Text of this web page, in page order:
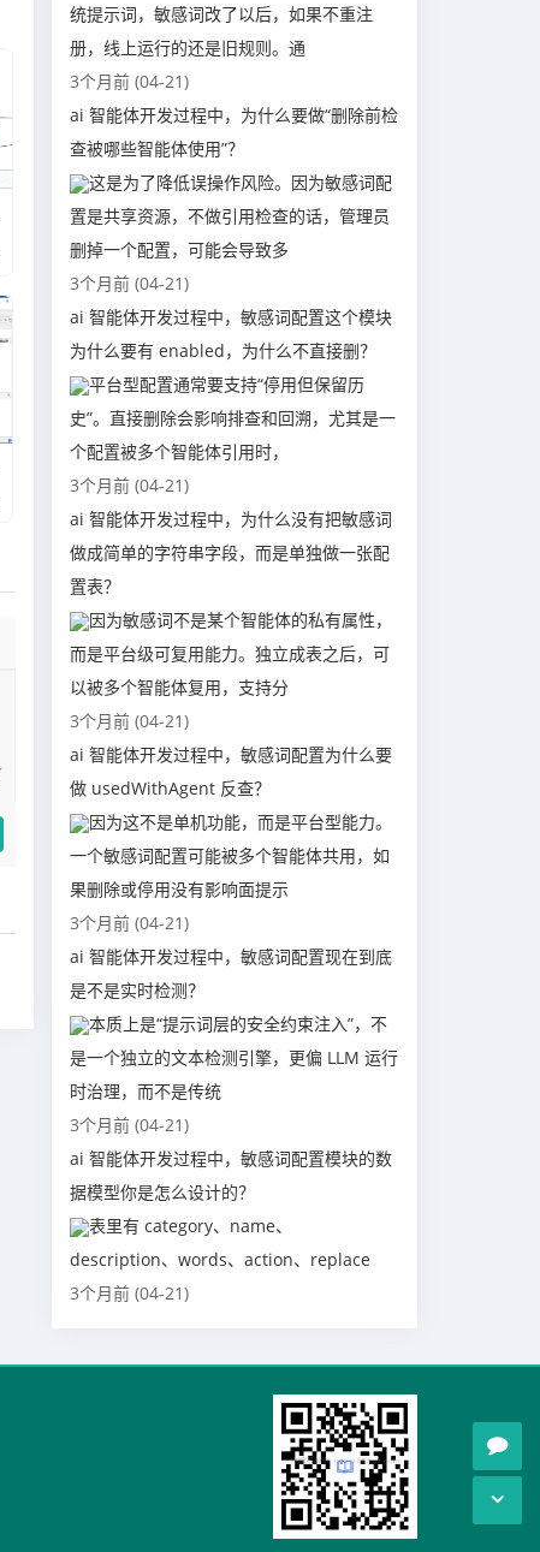
统提示词，敏感词改了以后，如果不重注
册，线上运行的还是旧规则。通
3个月前 (04-21)
ai 智能体开发过程中，为什么要做“删除前检
查被哪些智能体使用”？
这是为了降低误操作风险。因为敏感词配
置是共享资源，不做引用检查的话，管理员
删掉一个配置，可能会导致多
3个月前 (04-21)
ai 智能体开发过程中，敏感词配置这个模块
为什么要有 enabled，为什么不直接删？
平台型配置通常要支持“停用但保留历
史”。直接删除会影响排查和回溯，尤其是一
个配置被多个智能体引用时，
3个月前 (04-21)
ai 智能体开发过程中，为什么没有把敏感词
做成简单的字符串字段，而是单独做一张配
置表？
因为敏感词不是某个智能体的私有属性，
而是平台级可复用能力。独立成表之后，可
以被多个智能体复用，支持分
3个月前 (04-21)
ai 智能体开发过程中，敏感词配置为什么要
做 usedWithAgent 反查？
因为这不是单机功能，而是平台型能力。
一个敏感词配置可能被多个智能体共用，如
果删除或停用没有影响面提示
3个月前 (04-21)
ai 智能体开发过程中，敏感词配置现在到底
是不是实时检测？
本质上是“提示词层的安全约束注入”，不
是一个独立的文本检测引擎，更偏 LLM 运行
时治理，而不是传统
3个月前 (04-21)
ai 智能体开发过程中，敏感词配置模块的数
据模型你是怎么设计的？
表里有 category、name、
description、words、action、replace
3个月前 (04-21)